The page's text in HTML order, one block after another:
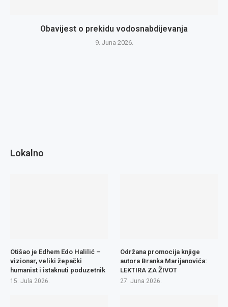
Obavijest o prekidu vodosnabdijevanja
9. Juna 2026.
Lokalno
Otišao je Edhem Edo Halilić –
vizionar, veliki žepački
humanist i istaknuti poduzetnik
15. Jula 2026.
Održana promocija knjige
autora Branka Marijanovića:
LEKTIRA ZA ŽIVOT
27. Juna 2026.